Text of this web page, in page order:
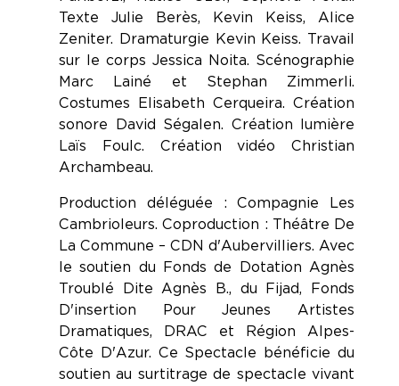
Texte Julie Berès, Kevin Keiss, Alice
Zeniter. Dramaturgie Kevin Keiss. Travail
sur le corps Jessica Noita. Scénographie
Marc Lainé et Stephan Zimmerli.
Costumes Elisabeth Cerqueira. Création
sonore David Ségalen. Création lumière
Laïs Foulc. Création vidéo Christian
Archambeau.
Production déléguée : Compagnie Les
Cambrioleurs. Coproduction : Théâtre De
La Commune – CDN d'Aubervilliers. Avec
le soutien du Fonds de Dotation Agnès
Troublé Dite Agnès B., du Fijad, Fonds
D'insertion Pour Jeunes Artistes
Dramatiques, DRAC et Région Alpes-
Côte D'Azur. Ce Spectacle bénéficie du
soutien au surtitrage de spectacle vivant